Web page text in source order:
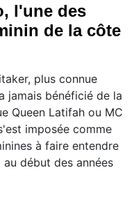
l'une des
de la côte
plus connue
jamais bénéficié de la
Queen Latifah ou MC
imposée comme
à faire entendre
début des années